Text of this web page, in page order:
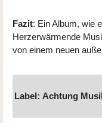
Fazit: Ein Album, wie
Herzerwärmende
von einem neuen
Label: Achtung